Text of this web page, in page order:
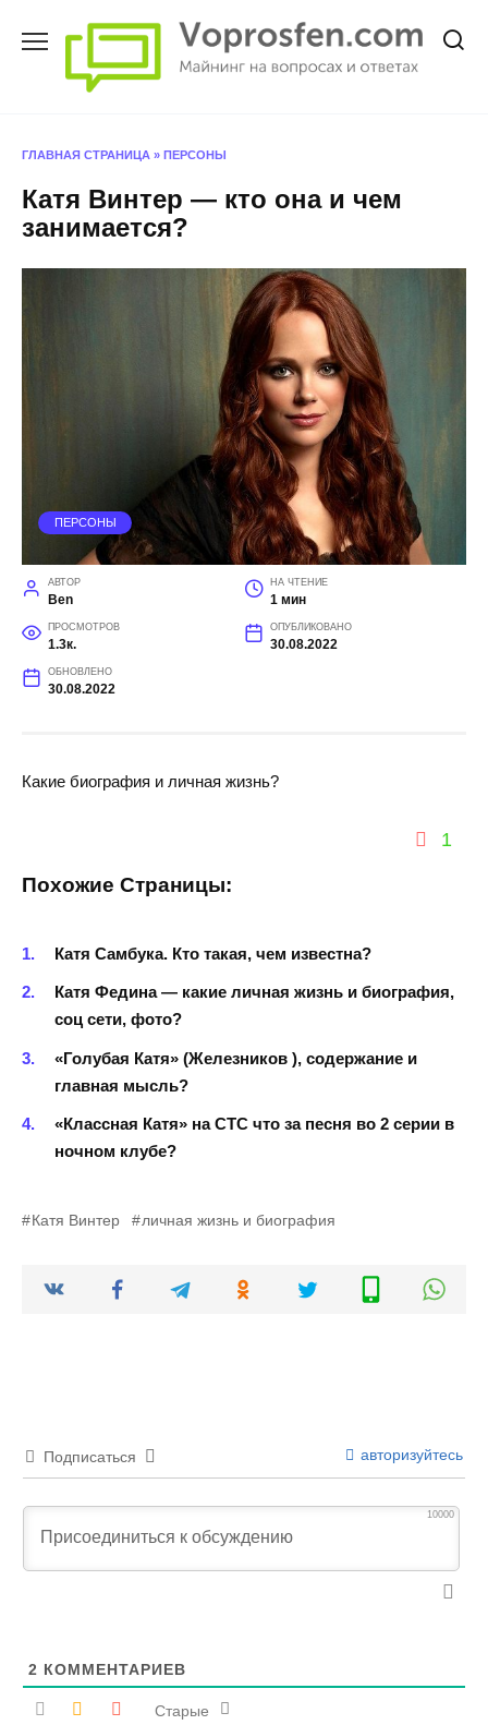
ГЛАВНАЯ СТРАНИЦА » ПЕРСОНЫ
Катя Винтер — кто она и чем
занимается?
ПЕРСОНЫ
АВТОР
Ben
НА ЧТЕНИЕ
1 мин
ПРОСМОТРОВ
1.3к.
ОПУБЛИКОВАНО
30.08.2022
ОБНОВЛЕНО
30.08.2022
Какие биография и личная жизнь?
1
Похожие Страницы:
Катя Самбука. Кто такая, чем известна?
Катя Федина — какие личная жизнь и биография,
соц сети, фото?
«Голубая Катя» (Железников ), содержание и
главная мысль?
«Классная Катя» на СТС что за песня во 2 серии в
ночном клубе?
Катя Винтер личная жизнь и биография
Подписаться авторизуйтесь
10000
2 КОММЕНТАРИЕВ
Старые